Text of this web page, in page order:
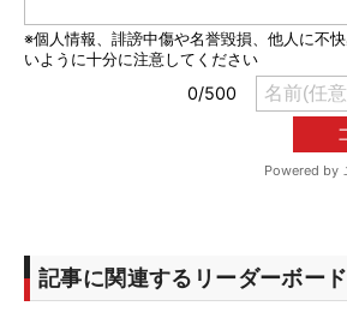
記事に関連するリーダーボード